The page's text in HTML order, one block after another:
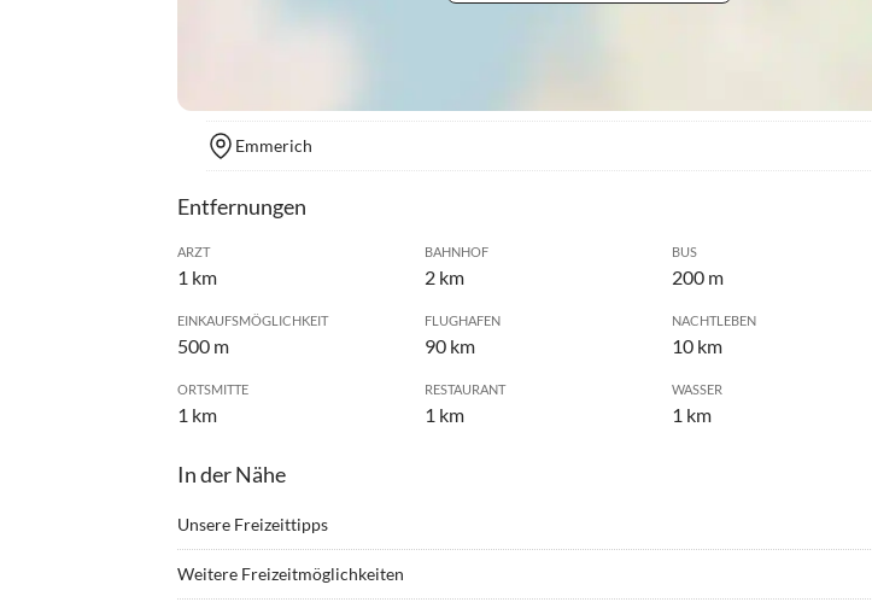
Emmerich
Entfernungen
ARZT
1 km
BAHNHOF
2 km
BUS
200 m
EINKAUFSMÖGLICHKEIT
500 m
FLUGHAFEN
90 km
NACHTLEBEN
10 km
ORTSMITTE
1 km
RESTAURANT
1 km
WASSER
1 km
In der Nähe
Unsere Freizeittipps
Weitere Freizeitmöglichkeiten